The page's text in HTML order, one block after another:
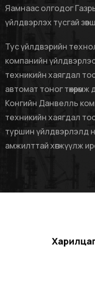
Яамнаас олгодог
үйлдвэрлэх тусгай
Тус үйлдвэрийн
компанийн
техникийн хаягдал
автомат тоног
Конгийн Данвелль
техникийн хаягдал
туршин үйлдвэрлэлд
амжилттай хөгжүүлж